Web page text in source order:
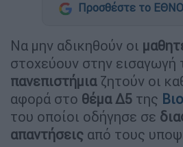
Προσθέστε το
Να μην αδικηθούν οι
στοχεύουν στην εισαγωγή
πανεπιστήμιαζητούν οι
αφορά στο θέμα Δ5 της
του οποίοι οδήγησε σε
απαντήσεις από τους